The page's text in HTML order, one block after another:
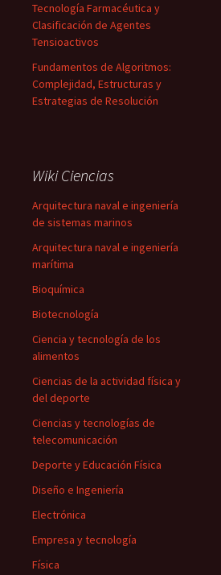
Tecnología Farmacéutica y
Clasificación de Agentes
Tensioactivos
Fundamentos de Algoritmos:
Complejidad, Estructuras y
Estrategias de Resolución
Wiki Ciencias
Arquitectura naval e ingeniería
de sistemas marinos
Arquitectura naval e ingeniería
marítima
Bioquímica
Biotecnología
Ciencia y tecnología de los
alimentos
Ciencias de la actividad física y
del deporte
Ciencias y tecnologías de
telecomunicación
Deporte y Educación Física
Diseño e Ingeniería
Electrónica
Empresa y tecnología
Física